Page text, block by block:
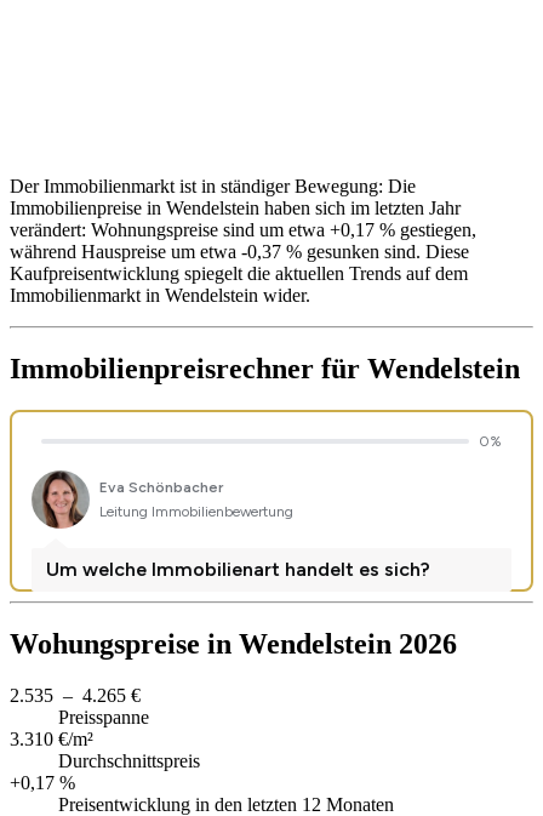
Der Immobilienmarkt ist in ständiger Bewegung: Die
Immobilienpreise in Wendelstein haben sich im letzten Jahr
verändert: Wohnungspreise sind um etwa +0,17 % gestiegen,
während Hauspreise um etwa -0,37 % gesunken sind. Diese
Kaufpreisentwicklung spiegelt die aktuellen Trends auf dem
Immobilienmarkt in Wendelstein wider.
Immobilienpreisrechner für Wendelstein
Wohungspreise in Wendelstein 2026
2.535 – 4.265 €
Preisspanne
3.310 €/m²
Durchschnittspreis
+0,17 %
Preisentwicklung in den letzten 12 Monaten